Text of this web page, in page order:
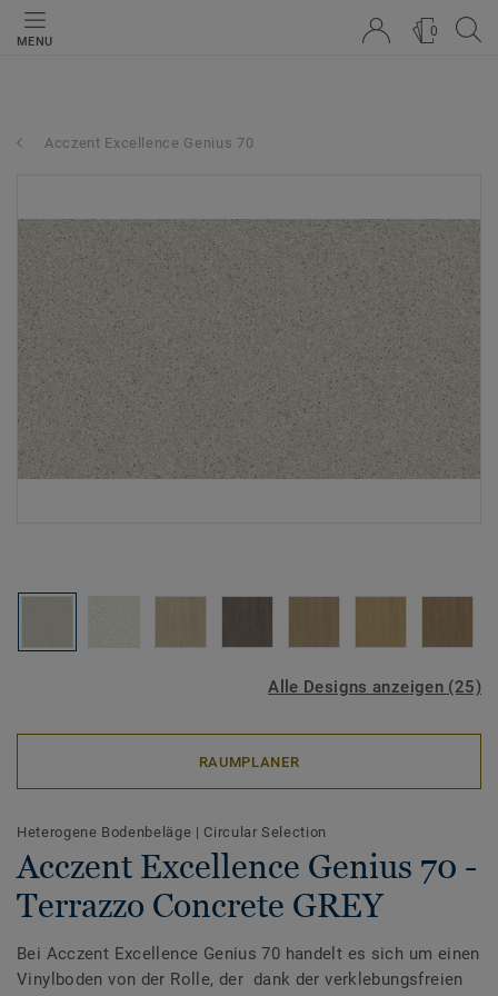
MENU
0
Acczent Excellence Genius 70
Alle Designs anzeigen (25)
RAUMPLANER
Heterogene Bodenbeläge | Circular Selection
Acczent Excellence Genius 70 -
Terrazzo Concrete GREY
Bei Acczent Excellence Genius 70 handelt es sich um einen
Vinylboden von der Rolle, der dank der verklebungsfreien